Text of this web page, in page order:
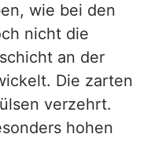
wie bei den
nicht die
an der
Die zarten
verzehrt.
hohen